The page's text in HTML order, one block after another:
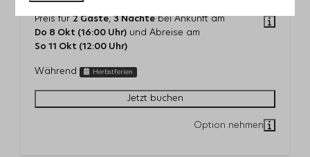
Duinvallei 05 | De Groote Duynen
Preis für2 Gäste,3 Nächtebei Ankunft am
Do 8 Okt (16:00 Uhr) und Abreise am
So 11 Okt (12:00 Uhr)
Während Herbstferien
Jetzt buchen